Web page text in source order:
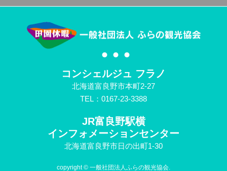
コンシェルジュ フラノ
北海道富良野市本町2-27
TEL：0167-23-3388
JR富良野駅横
インフォメーションセンター
北海道富良野市日の出町1-30
copyright © 一般社団法人ふらの観光協会.